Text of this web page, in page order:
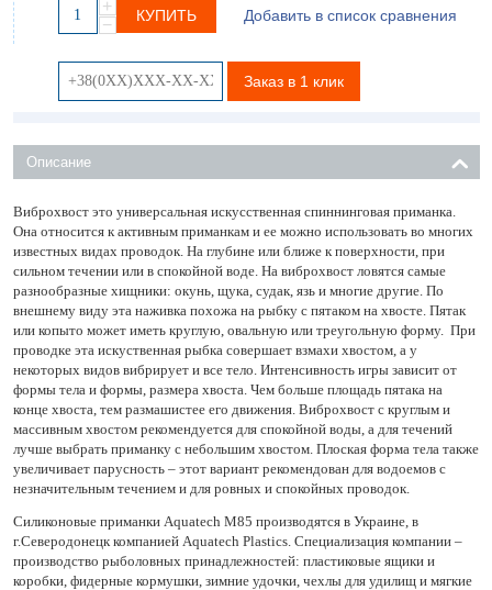
+
−
КУПИТЬ Добавить в список сравнения
Заказ в 1 клик
Описание
Виброхвост это универсальная искусственная спиннинговая приманка.
Она относится к активным приманкам и ее можно использовать во многих
известных видах проводок. На глубине или ближе к поверхности, при
сильном течении или в спокойной воде. На виброхвост ловятся самые
разнообразные хищники: окунь, щука, судак, язь и многие другие. По
внешнему виду эта наживка похожа на рыбку с пятаком на хвосте. Пятак
или копыто может иметь круглую, овальную или треугольную форму. При
проводке эта искуственная рыбка совершает взмахи хвостом, а у
некоторых видов вибрирует и все тело. Интенсивность игры зависит от
формы тела и формы, размера хвоста. Чем больше площадь пятака на
конце хвоста, тем размашистее его движения. Виброхвост с круглым и
массивным хвостом рекомендуется для спокойной воды, а для течений
лучше выбрать приманку с небольшим хвостом. Плоская форма тела также
увеличивает парусность – этот вариант рекомендован для водоемов с
незначительным течением и для ровных и спокойных проводок.
Силиконовые приманки Aquatech М85 производятся в Украине, в
г.Северодонецк компанией Aquatech Plastics. Специализация компании –
производство рыболовных принадлежностей: пластиковые ящики и
коробки, фидерные кормушки, зимние удочки, чехлы для удилищ и мягкие